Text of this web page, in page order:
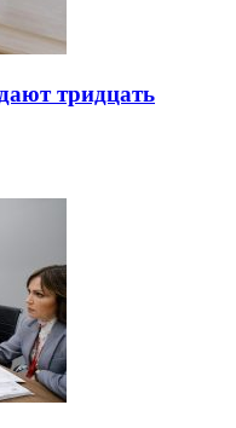
тридцать